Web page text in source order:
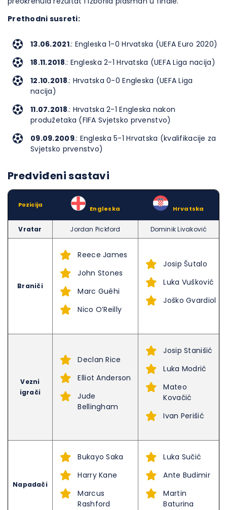
Prethodni susreti:
13.06.2021.: Engleska 1-0 Hrvatska (UEFA Euro 2020)
18.11.2018.: Engleska 2-1 Hrvatska (UEFA Liga nacija)
12.10.2018.: Hrvatska 0-0 Engleska (UEFA Liga
nacija)
11.07.2018.: Hrvatska 2-1 Engleska nakon
produžetaka (FIFA Svjetsko prvenstvo)
09.09.2009.: Engleska 5-1 Hrvatska (kvalifikacije za
Svjetsko prvenstvo)
Predviđeni sastavi
Pozicija – Engleska Hrvatska
Vratar Jordan Pickford Dominik Livaković
Braniči
Reece James
John Stones
Marc Guéhi
Nico O’Reilly
Josip Šutalo
Luka Vušković
Joško Gvardiol
Vezni
igrači
Declan Rice
Elliot Anderson
Jude
Bellingham
Josip Stanišić
Luka Modrić
Mateo
Kovačić
Ivan Perišić
Napadači
Bukayo Saka
Harry Kane
Marcus
Rashford
Luka Sučić
Ante Budimir
Martin
Baturina